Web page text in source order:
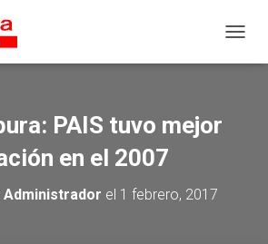
PAIS tuvo mejor
en el 2007
Administrador el 1 febrero, 2017